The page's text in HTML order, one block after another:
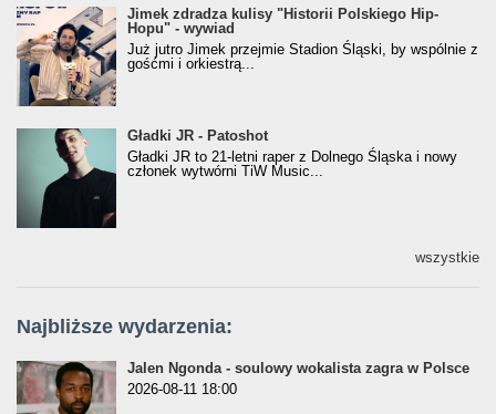
Jimek zdradza kulisy "Historii Polskiego Hip-
Hopu" - wywiad
Jimek zdradza kulisy "Historii Polskiego Hip-
Hopu" - wywiad
Już jutro Jimek przejmie Stadion Śląski, by wspólnie z
gośćmi i orkiestrą...
Gładki JR - Patoshot
Gładki JR - Patoshot
Gładki JR to 21-letni raper z Dolnego Śląska i nowy
członek wytwórni TiW Music...
wszystkie
Najbliższe wydarzenia:
Jalen Ngonda - soulowy wokalista zagra w Polsce
2026-08-11 18:00